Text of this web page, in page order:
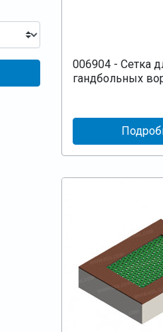
006904 - Сетка
гандбольных